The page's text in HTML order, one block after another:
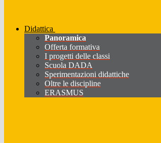
Didattica
Panoramica
Offerta formativa
I progetti delle classi
Scuola DADA
Sperimentazioni didattiche
Oltre le discipline
ERASMUS